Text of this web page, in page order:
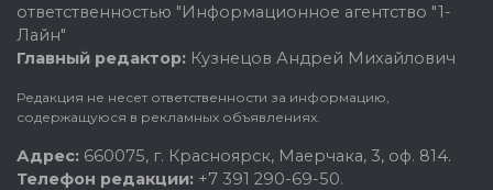
ответственностью "Информационное агентство "1-
Лайн"
Главный редактор: Кузнецов Андрей Михайлович
Редакция не несет ответственности за информацию,
содержащуюся в рекламных объявлениях.
Адрес: 660075, г. Красноярск, Маерчака, 3, оф. 814.
Телефон редакции: +7 391 290-69-50.